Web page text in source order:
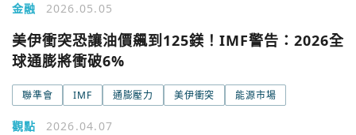
金融 2026.05.05
美伊衝突恐讓油價飆到125鎂！IMF警告：2026全
球通膨將衝破6%
聯準會 IMF 通膨壓力 美伊衝突 能源市場
觀點 2026.04.07